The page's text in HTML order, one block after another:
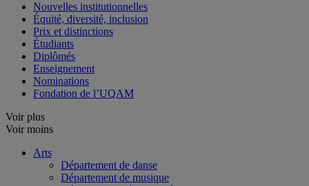
Nouvelles institutionnelles
Équité, diversité, inclusion
Prix et distinctions
Étudiants
Diplômés
Enseignement
Nominations
Fondation de l’UQAM
Voir plus
Voir moins
Arts
Département de danse
Département de musique